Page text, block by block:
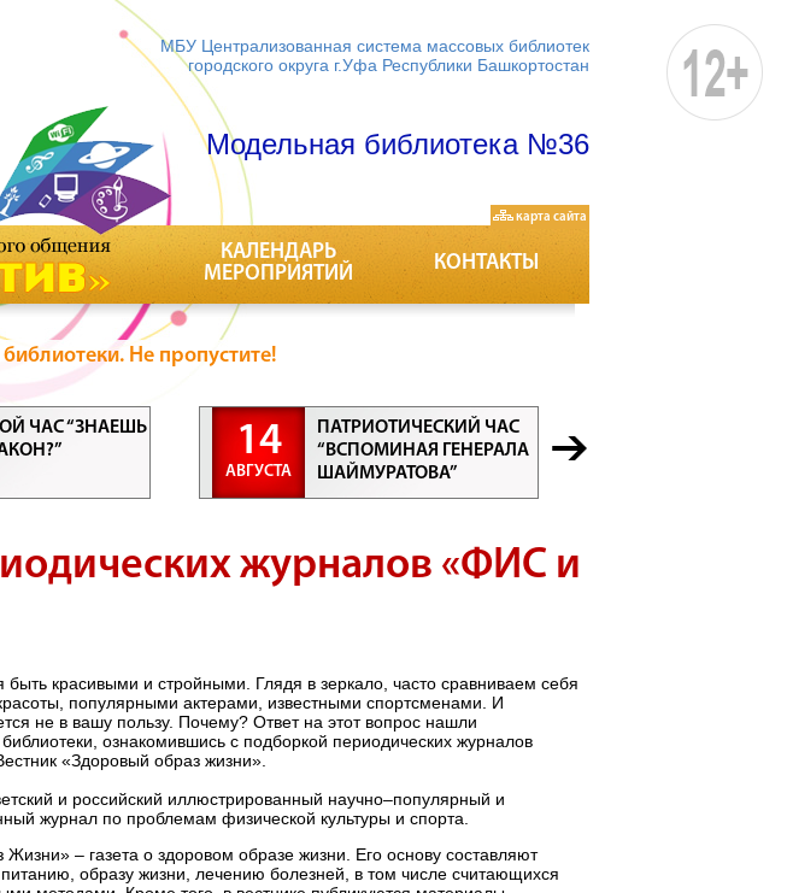
МБУ Централизованная система массовых библиотек
городского округа г.Уфа Республики Башкортостан
Модельная библиотека №36
КАЛЕНДАРЬ
МЕРОПРИЯТИЙ
КОНТАКТЫ
карта сайта
Не пропустите!
ЧАС “ЗНАЕШЬ
14
АВГУСТА
ПАТРИОТИЧЕСКИЙ ЧАС
“ВСПОМИНАЯ ГЕНЕРАЛА
ШАЙМУРАТОВА”
журналов «ФИС и
быть красивыми и стройными. Глядя в зеркало, часто сравниваем себя
популярными актерами, известными спортсменами. И
не в вашу пользу. Почему? Ответ на этот вопрос нашли
ознакомившись с подборкой периодических журналов
«Здоровый образ жизни».
и российский иллюстрированный научно–популярный и
журнал по проблемам физической культуры и спорта.
– газета о здоровом образе жизни. Его основу составляют
образу жизни, лечению болезней, в том числе считающихся